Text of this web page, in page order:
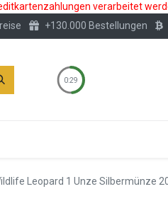
verarbeitet
+130.000 Bestellungen
0:28
Leopard 1 Unze Silbermünze